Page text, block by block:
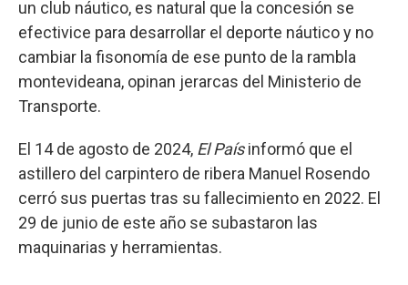
un club náutico, es natural que la concesión se
efectivice para desarrollar el deporte náutico y no
cambiar la fisonomía de ese punto de la rambla
montevideana, opinan jerarcas del Ministerio de
Transporte.
El 14 de agosto de 2024, El Paísinformó que el
astillero del carpintero de ribera Manuel Rosendo
cerró sus puertas tras su fallecimiento en 2022. El
29 de junio de este año se subastaron las
maquinarias y herramientas.